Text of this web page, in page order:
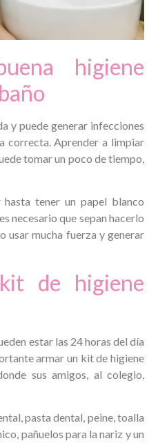
higiene
y puede generar infecciones
correcta. Aprender a limpiar
tomar un poco de tiempo,
tener un papel blanco
necesario que sepan hacerlo
usar mucha fuerza y generar
de higiene
estar las 24 horas del día
armar un kit de higiene
sus amigos, al colegio,
pasta dental, peine, toalla
pañuelos para la nariz y un